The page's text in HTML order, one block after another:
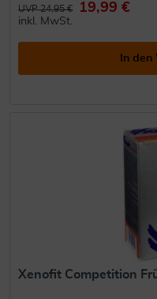
UVP 24,95 € 19,99 €
inkl. MwSt.
In den
Xenofit Competition